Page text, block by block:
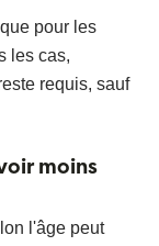
pour les
les cas,
requis, sauf
moins
l'âge peut